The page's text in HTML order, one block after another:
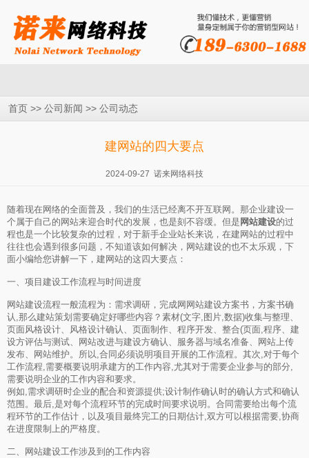
首页 >> 公司新闻 >> 公司动态
建网站的四大要点
2024-09-27 诺来网络科技
随着现在网络的全面普及，我们的生活已经离不开互联网。那企业建设一
个属于自己的网站来迎合时代的发展，也是刻不容缓。但是 网站建设的过
程也是一个比较复杂的过程，对于新手企业站长来说，在建网站的过程中
往往也会遇到很多问题，不知道该如何解决，网站建设的也不太乐观，下
面小编给您讲解一下，建网站的这四大要点：
一、项目建设工作流程与时间进度
网站建设流程一般流程为：需求调研，完成网网站建设方案书，方案书确
认,那么建站策划需要确定好哪些内容？素材(文字,图片,数据)收集与整理、
页面风格设计、风格设计确认、页面制作、程序开发、整合(页面,程序、建
设方评估与测试、网站改进与建设方确认、服务器与域名准备、网站上传
发布、网站维护。所以,合同必须说明项目开展的工作流程。其次,对于每个
工作流程,需要概要说明承建方的工作内容,尤其对于需要企业参与的部分,
需要说明企业的工作内容和要求。
例如,需求调研时企业的配合和资源提供;设计制作确认时的确认方式和确认
范围。最后,是对每个流程环节的完成时间要求说明。合同需要给出每个流
程环节的工作估计，以及项目最终完工的日期估计,双方可以根据需要,协商
在进度限制上的严格度。
二、网站建设工作涉及到的工作内容